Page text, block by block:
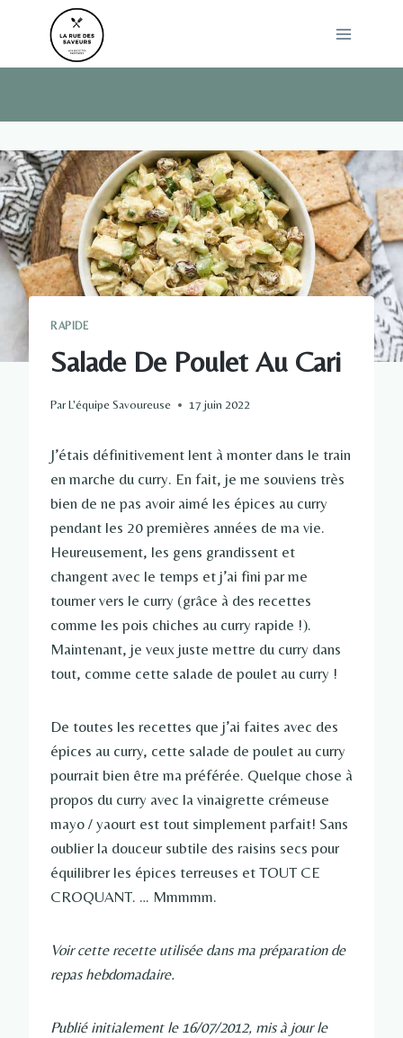
RAPIDE
Salade De Poulet Au Cari
ParL'équipe Savoureuse 17 juin 2022
J’étais définitivement lent à monter dans le train
en marche du curry. En fait, je me souviens très
bien de ne pas avoir aimé les épices au curry
pendant les 20 premières années de ma vie.
Heureusement, les gens grandissent et
changent avec le temps et j’ai fini par me
tourner vers le curry (grâce à des recettes
comme les pois chiches au curry rapide !).
Maintenant, je veux juste mettre du curry dans
tout, comme cette salade de poulet au curry !
De toutes les recettes que j’ai faites avec des
épices au curry, cette salade de poulet au curry
pourrait bien être ma préférée. Quelque chose à
propos du curry avec la vinaigrette crémeuse
mayo / yaourt est tout simplement parfait! Sans
oublier la douceur subtile des raisins secs pour
équilibrer les épices terreuses et TOUT CE
CROQUANT. … Mmmmm.
Voir cette recette utilisée dans ma préparation de
repas hebdomadaire.
Publié initialement le 16/07/2012, mis à jour le